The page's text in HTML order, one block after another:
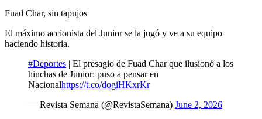
Fuad Char, sin tapujos
El máximo accionista del Junior se la jugó y ve a su equipo
haciendo historia.
#Deportes | El presagio de Fuad Char que ilusionó a los
hinchas de Junior: puso a pensar en
Nacionalhttps://t.co/dogiHKxrKr
— Revista Semana (@RevistaSemana) June 2, 2026